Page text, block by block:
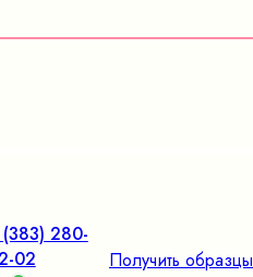
280-
02
Получить образцы